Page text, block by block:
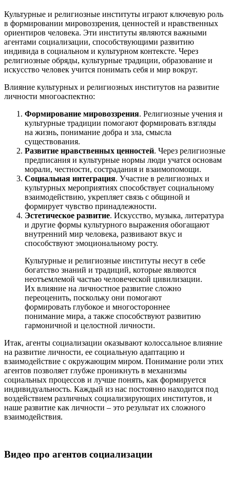
Культурные и религиозные институты играют ключевую роль
в формировании мировоззрения, ценностей и нравственных
ориентиров человека. Эти институты являются важными
агентами социализации, способствующими развитию
индивида в социальном и культурном контексте. Через
религиозные обряды, культурные традиции, образование и
искусство человек учится понимать себя и мир вокруг.
Влияние культурных и религиозных институтов на развитие
личности многоаспектно:
Формирование мировоззрения. Религиозные учения и
культурные традиции помогают формировать взгляды
на жизнь, понимание добра и зла, смысла
существования.
Развитие нравственных ценностей. Через религиозные
предписания и культурные нормы люди учатся основам
морали, честности, сострадания и взаимопомощи.
Социальная интеграция. Участие в религиозных и
культурных мероприятиях способствует социальному
взаимодействию, укрепляет связь с общиной и
формирует чувство принадлежности.
Эстетическое развитие. Искусство, музыка, литература
и другие формы культурного выражения обогащают
внутренний мир человека, развивают вкус и
способствуют эмоциональному росту.
Культурные и религиозные институты несут в себе
богатство знаний и традиций, которые являются
неотъемлемой частью человеческой цивилизации.
Их влияние на личностное развитие сложно
переоценить, поскольку они помогают
формировать глубокое и многостороннее
понимание мира, а также способствуют развитию
гармоничной и целостной личности.
Итак, агенты социализации оказывают колоссальное влияние
на развитие личности, ее социальную адаптацию и
взаимодействие с окружающим миром. Понимание роли этих
агентов позволяет глубже проникнуть в механизмы
социальных процессов и лучше понять, как формируется
индивидуальность. Каждый из нас постоянно находится под
воздействием различных социализирующих институтов, и
наше развитие как личности – это результат их сложного
взаимодействия.
Видео про агентов социализации